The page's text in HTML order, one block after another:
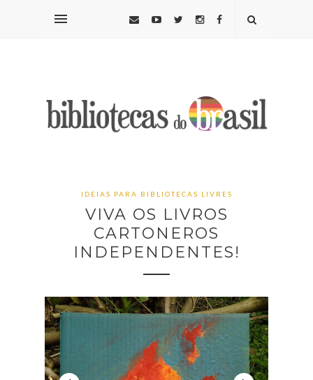
IDEIAS PARA BIBLIOTECAS LIVRES
VIVA OS LIVROS
CARTONEROS
INDEPENDENTES!